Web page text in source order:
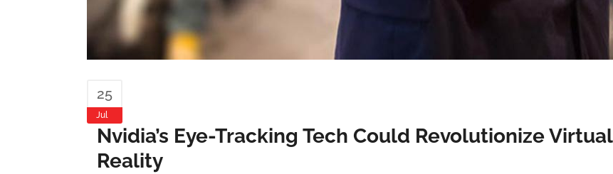
25
Jul
Nvidia’s Eye-Tracking Tech Could Revolutionize Virtual
Reality